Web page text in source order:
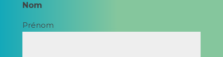
Nom
Prénom